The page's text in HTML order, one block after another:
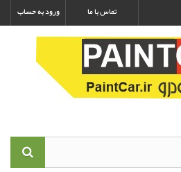
ورود به حساب تماس با ما